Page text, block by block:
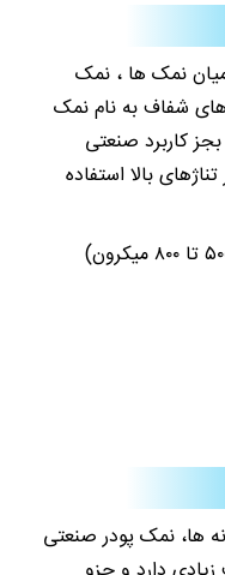
میان نمک ها ، نمک
شفاف به نام نمک
کاربرد صنعتی
بالا استفاده
ها، نمک پودر صنعتی